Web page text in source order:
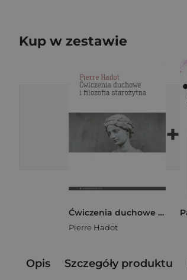
Kup w zestawie
Ćwiczenia duchowe i filozofia starożytna
Pierre Hadot
+
Opis Szczegóły produktu